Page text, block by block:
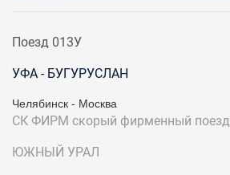
Поезд 013У
УФА - БУГУРУСЛАН
Челябинск - Москва
СК ФИРМ скорый фирменный поезд
ЮЖНЫЙ УРАЛ